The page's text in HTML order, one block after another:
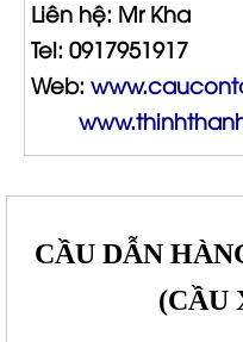
Liên hệ: Mr Kha
Tel: 0917951917
Web:
CẦU DẪN
(CẦU